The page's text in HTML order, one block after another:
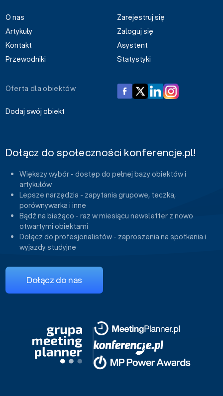
O nas
Artykuły
Kontakt
Przewodniki
Zarejestruj się
Zaloguj się
Asystent
Statystyki
Oferta dla obiektów
Dodaj swój obiekt
Dołącz do społeczności konferencje.pl!
Większy wybór - dostęp do pełnej bazy obiektów i
artykułów
Lepsze narzędzia - zapytania grupowe, teczka,
porównywarka i inne
Bądź na bieżąco - raz w miesiącu newsletter z nowo
otwartymi obiektami
Dołącz do profesjonalistów - zaproszenia na spotkania i
wyjazdy studyjne
Dołącz do nas